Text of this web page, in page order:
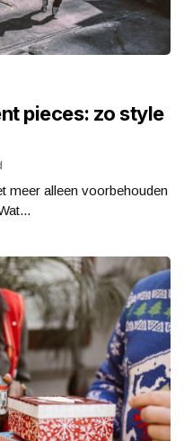
pieces: zo style
meer alleen voorbehouden